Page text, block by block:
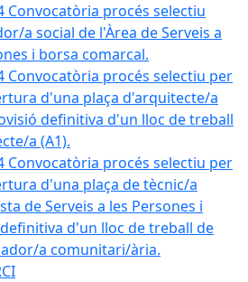
Convocatòria procés selectiu
a social de l'Àrea de Serveis a
i borsa comarcal.
Convocatòria procés selectiu per
d'una plaça d'arquitecte/a
definitiva d'un lloc de treball
a (A1).
Convocatòria procés selectiu per
d'una plaça de tècnic/a
de Serveis a les Persones i
d'un lloc de treball de
a comunitari/ària.